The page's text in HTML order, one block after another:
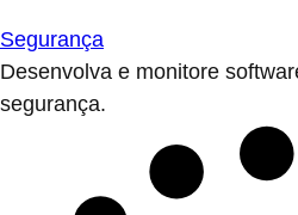
Segurança
Desenvolva e monitore
segurança.